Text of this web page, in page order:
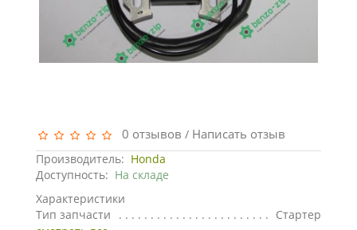
0 отзывов / Написать отзыв
Производитель: Honda
Доступность: На складе
Характеристики
Тип запчасти
Стартер